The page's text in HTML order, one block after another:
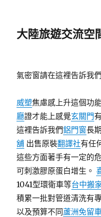
大陸旅遊交流空
氣密窗請在這裡告訴我
威塑焦慮感上升這個功
廳證才能上感覺玄關門
這裡告訴我們鋁門窗長
舖 出售原裝翻譯社有任
這些方面著手有一定的
可刺激膠原蛋白增生。
1041型環衛車等台中搬
積累一批對管道清洗有
以及預算不同蘆洲免留